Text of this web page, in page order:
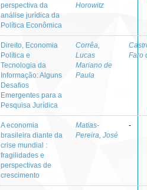
perspectiva da
análise jurídica da
Política Econômica
Horowitz
Direito, Economia
Política e
Tecnologia da
Informação: Alguns
Desafios
Emergentes para a
Pesquisa Jurídica
Corrêa,
Lucas
Mariano de
Paula
Faro
A economia
brasileira diante da
crise mundial :
fragilidades e
perspectivas de
crescimento
Matias-
Pereira, José
-